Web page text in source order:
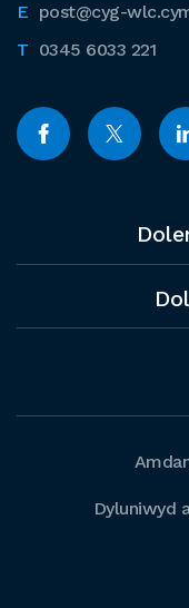
post@cyg-
0345 6033 221
Dyluniwyd